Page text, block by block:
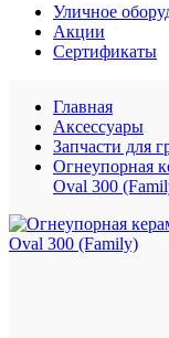
Уличное
Акции
Сертификаты
Главная
Аксессуары
Запчасти для
Огнеупорная
Oval 300